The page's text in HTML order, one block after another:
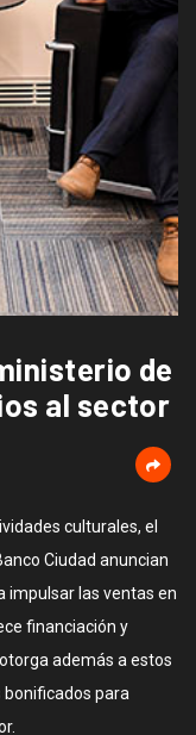
de
al sector
culturales, el
Ciudad anuncian
impulsar las ventas en
financiación y
además a estos
bonificados para